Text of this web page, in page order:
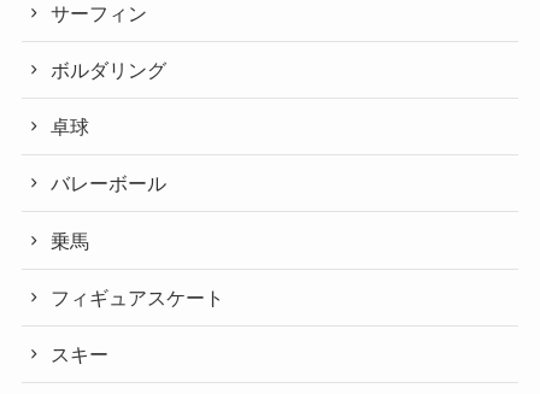
サーフィン
ボルダリング
卓球
バレーボール
乗馬
フィギュアスケート
スキー